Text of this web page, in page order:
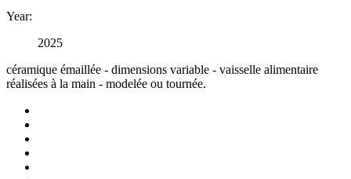
Year:
2025
céramique émaillée - dimensions variable - vaisselle alimentaire
réalisées à la main - modelée ou tournée.